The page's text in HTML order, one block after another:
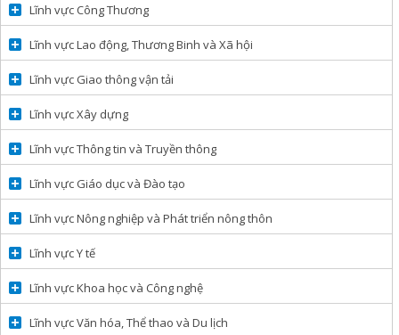
Lĩnh vực Công Thương
Lĩnh vực Lao động, Thương Binh và Xã hội
Lĩnh vực Giao thông vận tải
Lĩnh vực Xây dựng
Lĩnh vực Thông tin và Truyền thông
Lĩnh vực Giáo dục và Đào tạo
Lĩnh vực Nông nghiệp và Phát triển nông thôn
Lĩnh vực Y tế
Lĩnh vực Khoa học và Công nghệ
Lĩnh vực Văn hóa, Thể thao và Du lịch